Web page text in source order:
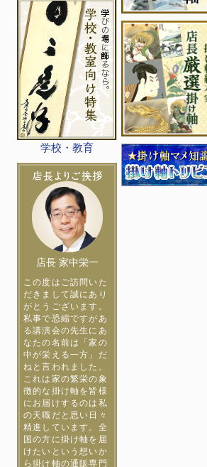
学校・教育
店長 家中栄一
この度はご訪問いた
だきまして誠にあり
がとうございます。
私事で恐縮ですがあ
る講演会の先生にあ
なたの名前は「家の
中が栄える一方」だ
ねと言われました。
これは家の繁栄の象
徴的な掛け軸を皆様
にお届けするのは私
の天職だと思い日々
精進しています。全
国の方に掛け軸を届
けたいという想いか
ら掛け軸の通販専門